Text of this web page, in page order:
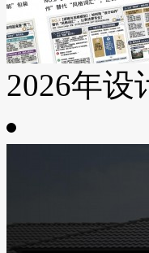
2026年设